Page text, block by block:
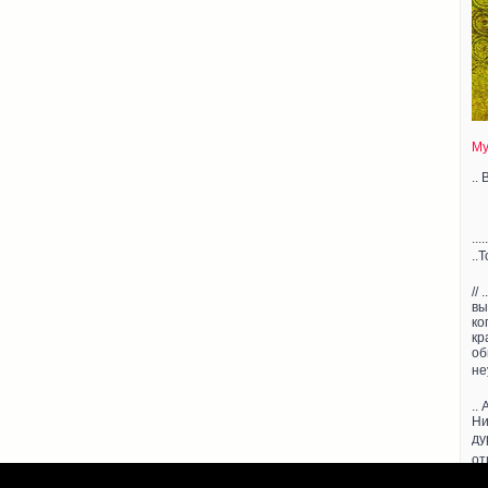
..
//
..